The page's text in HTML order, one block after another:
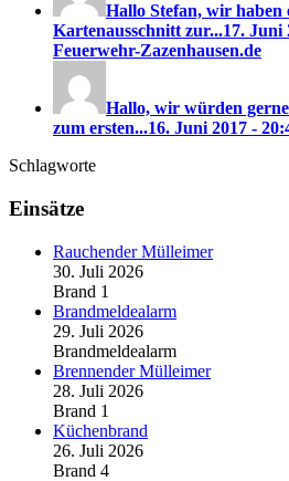
Hallo Stefan, wir haben
Kartenausschnitt zur...17. Juni
Feuerwehr-Zazenhausen.de
Hallo, wir würden
zum ersten...16. Juni 2017 -
Schlagworte
Einsätze
Rauchender Mülleimer
30. Juli 2026
Brand 1
Brandmeldealarm
29. Juli 2026
Brandmeldealarm
Brennender Mülleimer
28. Juli 2026
Brand 1
Küchenbrand
26. Juli 2026
Brand 4